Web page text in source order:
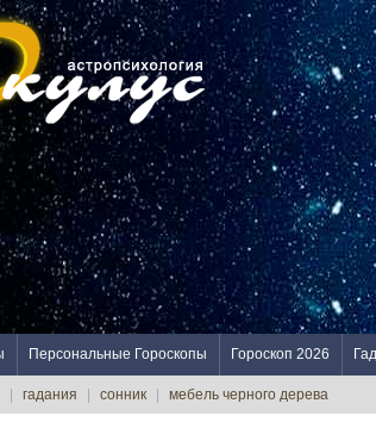
Персональные Гороскопы Гороскоп 2026
гадания сонник мебель черного дерева